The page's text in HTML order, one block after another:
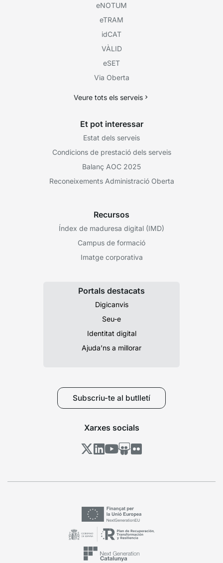
eNOTUM
eTRAM
idCAT
VÀLID
eSET
Via Oberta
Veure tots els serveis
Et pot interessar
Estat dels serveis
Condicions de prestació dels serveis
Balanç AOC 2025
Reconeixements Administració Oberta
Recursos
Índex de maduresa digital (IMD)
Campus de formació
Imatge corporativa
Portals destacats
Digicanvis
Seu-e
Identitat digital
Ajuda’ns a millorar
Subscriu-te al butlletí
Xarxes socials